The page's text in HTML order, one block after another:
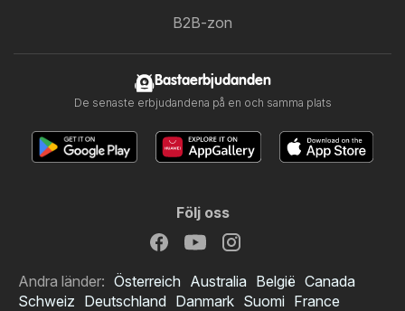
B2B-zon
Bastaerbjudanden
De senaste erbjudandena på en och samma plats
Följ oss
Andra länder: Österreich Australia België Canada
Schweiz Deutschland Danmark Suomi France